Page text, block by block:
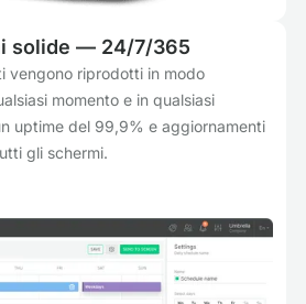
solide — 24/7/365
vengono riprodotti in modo
momento e in qualsiasi
uptime del 99,9% e aggiornamenti
gli schermi.